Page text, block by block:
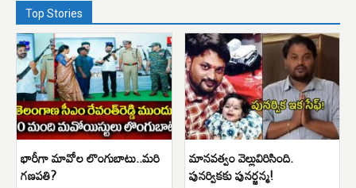
Top Stories
భారీగా మావోల లొంగుబాటు..మరి
గణపతి?
మానవత్వం వెల్లువిరిసింది.
పునర్వికకు పునర్జన్మ!